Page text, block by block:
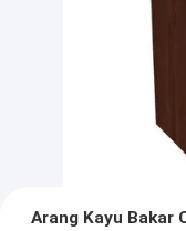
Arang Kayu Bakar